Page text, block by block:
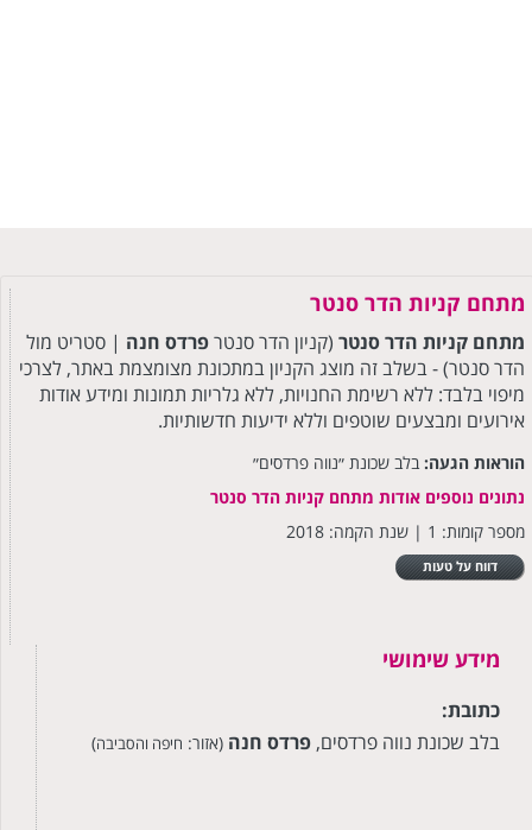
מתחם קניות הדר סנטר
מתחם קניות הדר סנטר (קניון הדר סנטרפרדס חנה | סטריט מול
הדר סנטר) - בשלב זה מוצג הקניון במתכונת מצומצמת באתר, לצרכי
מיפוי בלבד: ללא רשימת החנויות, ללא גלריות תמונות ומידע אודות
אירועים ומבצעים שוטפים וללא ידיעות חדשותיות.
הוראות הגעה: בלב שכונת ״נווה פרדסים״
נתונים נוספים אודות מתחם קניות הדר סנטר
מספר קומות: 1 | שנת הקמה: 2018
דווח על טעות
מידע שימושי
כתובת:
בלב שכונת נווה פרדסים,פרדס חנה (אזור: חיפה והסביבה)